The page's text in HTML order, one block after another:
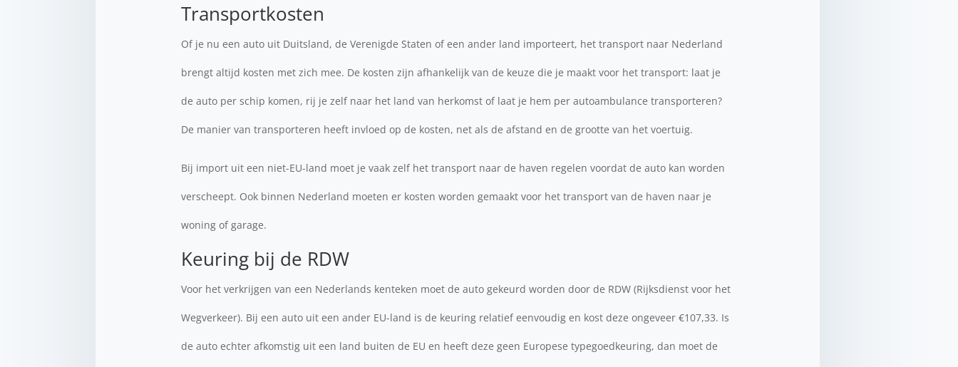
Transportkosten
Of je nu een auto uit Duitsland, de Verenigde Staten of een ander land importeert, het transport naar Nederland
brengt altijd kosten met zich mee. De kosten zijn afhankelijk van de keuze die je maakt voor het transport: laat je
de auto per schip komen, rij je zelf naar het land van herkomst of laat je hem per autoambulance transporteren?
De manier van transporteren heeft invloed op de kosten, net als de afstand en de grootte van het voertuig.
Bij import uit een niet-EU-land moet je vaak zelf het transport naar de haven regelen voordat de auto kan worden
verscheept. Ook binnen Nederland moeten er kosten worden gemaakt voor het transport van de haven naar je
woning of garage.
Keuring bij de RDW
Voor het verkrijgen van een Nederlands kenteken moet de auto gekeurd worden door de RDW (Rijksdienst voor het
Wegverkeer). Bij een auto uit een ander EU-land is de keuring relatief eenvoudig en kost deze ongeveer €107,33. Is
de auto echter afkomstig uit een land buiten de EU en heeft deze geen Europese typegoedkeuring, dan moet de